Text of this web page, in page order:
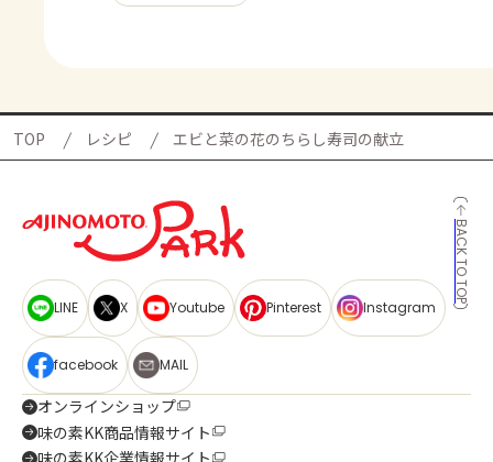
TOP レシピ エビと菜の花のちらし寿司の献立
BACK TO TOP
LINE X Youtube Pinterest Instagram
facebook MAIL
オンラインショップ
味の素KK商品情報サイト